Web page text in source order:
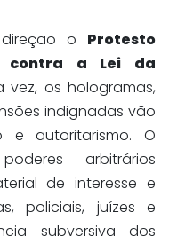
o Protesto
contra a Lei da
vez, os hologramas,
indignadas vão
autoritarismo. O
arbitrários
de interesse e
policiais, juízes e
subversiva dos